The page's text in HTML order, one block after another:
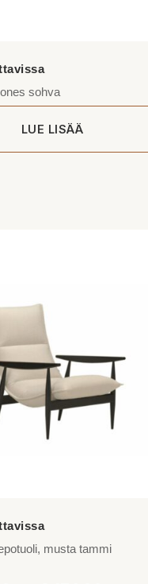
sohva
LUE LISÄÄ
musta tammi